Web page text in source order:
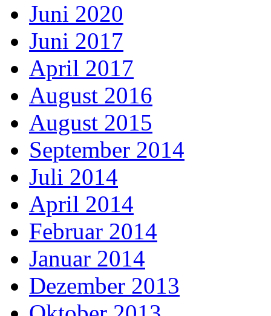
Juni 2020
Juni 2017
April 2017
August 2016
August 2015
September 2014
Juli 2014
April 2014
Februar 2014
Januar 2014
Dezember 2013